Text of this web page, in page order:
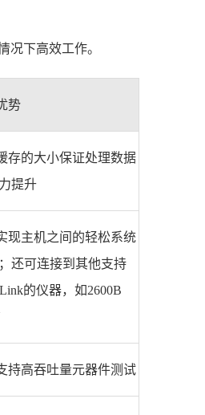
况下高效工作。
势
存的大小保证处理数据
提升
现主机之间的轻松系统
还可连接到其他支持
的仪器，如2600B
持高吞吐量元器件测试